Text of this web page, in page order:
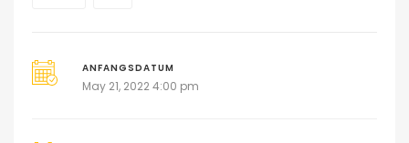
ANFANGSDATUM
May 21, 2022 4:00 pm